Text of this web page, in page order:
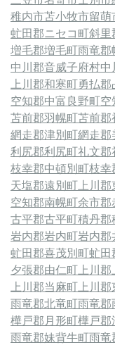
稚内市苫小牧市留萌
虻田郡ニセコ町斜里
増毛郡増毛町雨竜郡
中川郡音威子府村中
上川郡和寒町勇払
空知郡中富良野町空
苫前郡羽幌町苫前郡
網走郡津別町網走郡
利尻郡利尻町礼文郡
枝幸郡中頓別町枝幸
天塩郡遠別町 上川
空知郡南幌町余市郡
古平郡古平町積丹郡
岩内郡岩内町岩内郡
虻田郡喜茂別町虻田
夕張郡由仁町 上川
上川郡当麻町 上川
雨竜郡北竜町雨竜郡
樺戸郡月形町樺戸郡
雨竜郡妹背牛町雨竜